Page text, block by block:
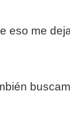
eso me